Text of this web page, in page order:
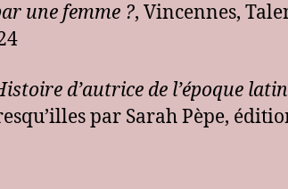
une femme ?, Vincennes,
d’autrice de l’époque
par Sarah Pèpe,